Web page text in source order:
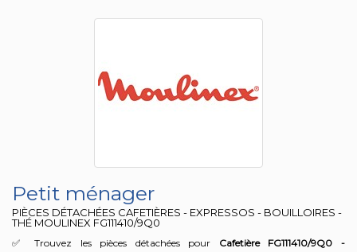
Petit ménager
PIÈCES DÉTACHÉES CAFETIÈRES - EXPRESSOS - BOUILLOIRES -
THÉ MOULINEX FG111410/9Q0
✅ Trouvez les pièces détachées pour Cafetière FG111410/9Q0 -